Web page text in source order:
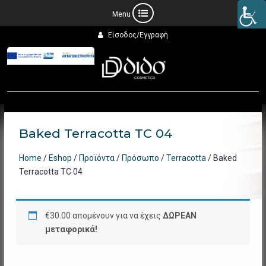
στο
περιεχόμενο
Είσοδος/Εγγραφή
Baked Terracotta TC 04
Home / Eshop / Προϊόντα/ Πρόσωπο /Terracotta / Baked
Terracotta TC 04
€30.00 απομένουν για να έχεις ΔΩΡΕΑΝ
μεταφορικά!